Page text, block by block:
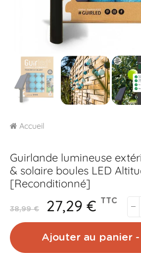
Accueil
Guirlande lumineuse
& solaire boules LED
[Reconditionné]
38,99 € 27,29 € TTC
Ajouter au panier -